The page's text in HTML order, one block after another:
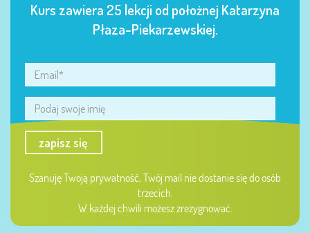
Kurs zawiera 25 lekcji od położnej Katarzyna
Płaza-Piekarzewskiej.
zapisz się
Szanuję Twoją prywatność, Twój mail nie dostanie się do osób
trzecich.
W każdej chwili możesz zrezygnować.